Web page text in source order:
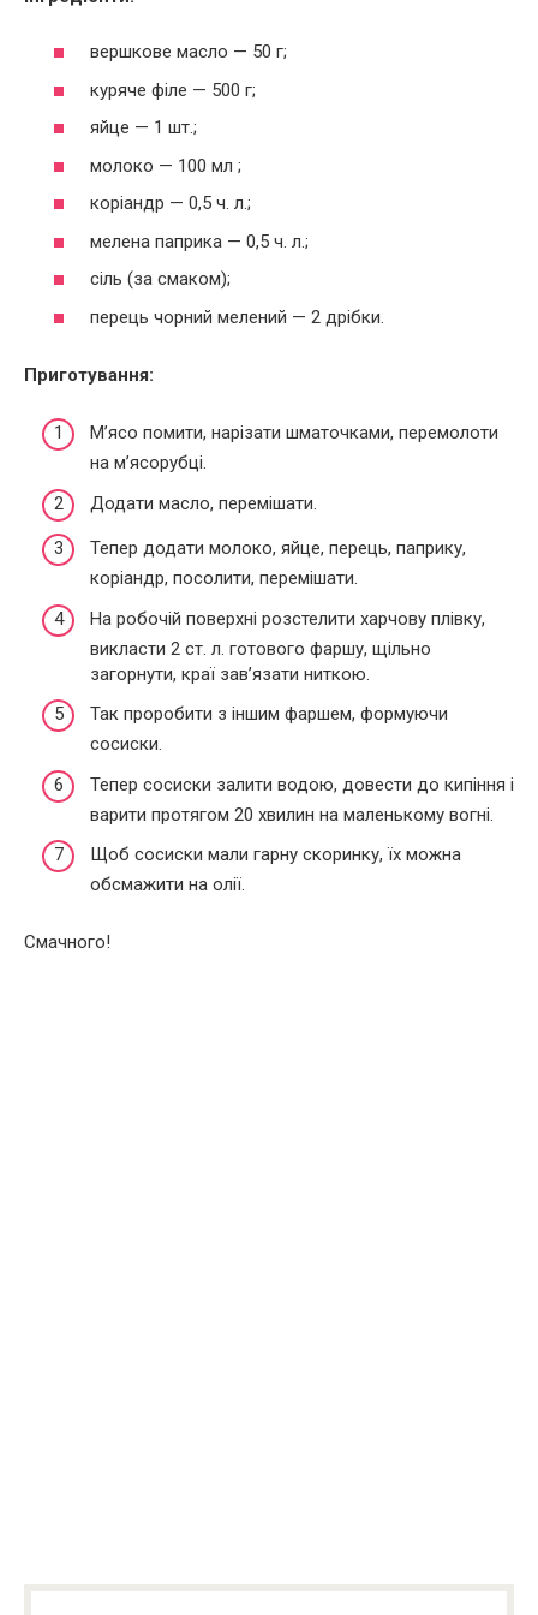
вершкове масло — 50 г;
куряче філе — 500 г;
яйце — 1 шт.;
молоко — 100 мл ;
коріандр — 0,5 ч. л.;
мелена паприка — 0,5 ч. л.;
сіль (за смаком);
перець чорний мелений — 2 дрібки.
Приготування:
М’ясо помити, нарізати шматочками, перемолоти
на м’ясорубці.
Додати масло, перемішати.
Тепер додати молоко, яйце, перець, паприку,
коріандр, посолити, перемішати.
На робочій поверхні розстелити харчову плівку,
викласти 2 ст. л. готового фаршу, щільно
загорнути, краї зав’язати ниткою.
Так проробити з іншим фаршем, формуючи
сосиски.
Тепер сосиски залити водою, довести до кипіння і
варити протягом 20 хвилин на маленькому вогні.
Щоб сосиски мали гарну скоринку, їх можна
обсмажити на олії.
Смачного!